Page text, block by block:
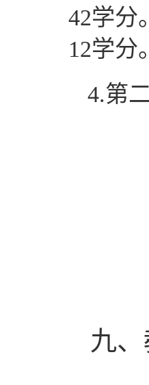
42学分
12学分。
4.第
九、